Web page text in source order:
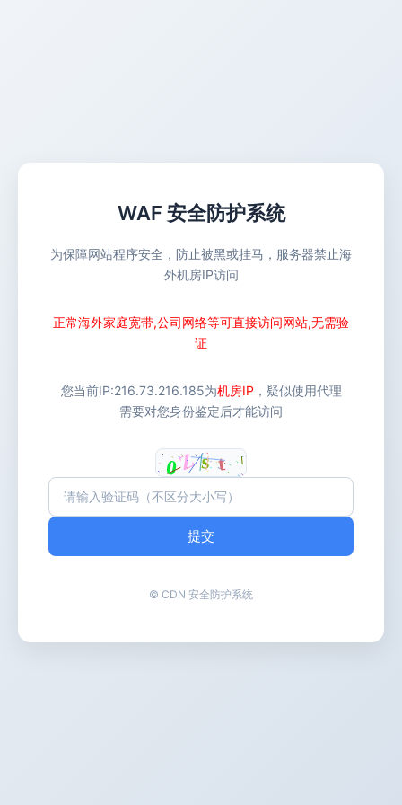
WAF 安全防护系统
为保障网站程序安全，防止被黑或挂马，服务器禁止海
外机房IP访问
正常海外家庭宽带,公司网络等可直接访问网站,无需验
证
您当前IP:216.73.216.185为机房IP ，疑似使用代理
需要对您身份鉴定后才能访问
提交
© CDN 安全防护系统